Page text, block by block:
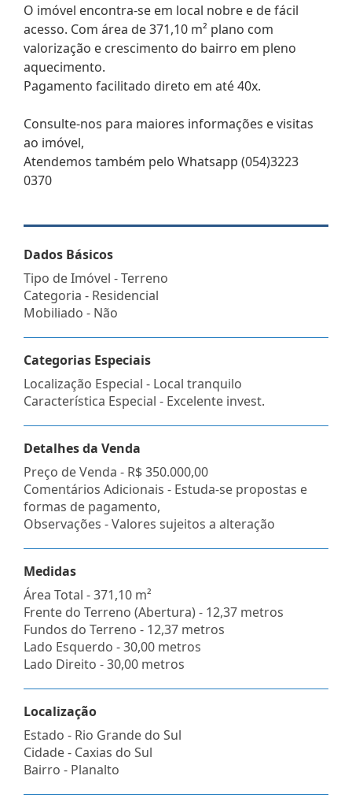
O imóvel encontra-se em local nobre e de fácil
acesso. Com área de 371,10 m² plano com
valorização e crescimento do bairro em pleno
aquecimento.
Pagamento facilitado direto em até 40x.
Consulte-nos para maiores informações e visitas
ao imóvel,
Atendemos também pelo Whatsapp (054)3223
0370
Dados Básicos
Tipo de Imóvel - Terreno
Categoria - Residencial
Mobiliado - Não
Categorias Especiais
Localização Especial - Local tranquilo
Característica Especial - Excelente invest.
Detalhes da Venda
Preço de Venda - R$ 350.000,00
Comentários Adicionais - Estuda-se propostas e
formas de pagamento,
Observações - Valores sujeitos a alteração
Medidas
Área Total - 371,10 m²
Frente do Terreno (Abertura) - 12,37 metros
Fundos do Terreno - 12,37 metros
Lado Esquerdo - 30,00 metros
Lado Direito - 30,00 metros
Localização
Estado - Rio Grande do Sul
Cidade - Caxias do Sul
Bairro - Planalto